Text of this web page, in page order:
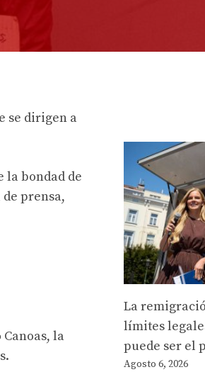
se dirigen a
la bondad de
prensa,
la
La
límites
puede ser el
Agosto 6, 2026